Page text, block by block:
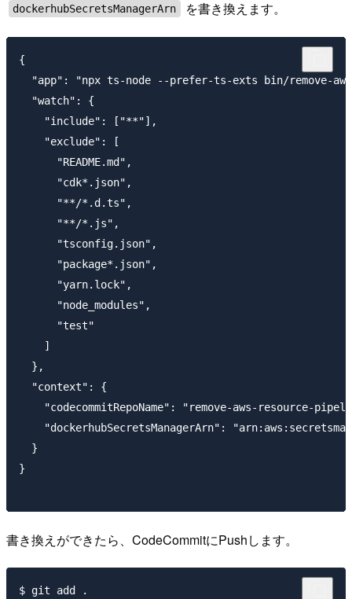
dockerhubSecretsManagerArn を書き換えます。
{
"app": "npx ts-node --prefer-ts-exts bin/remove-
  "watch": {
    "include": ["**"],
    "exclude": [
      "README.md",
      "cdk*.json",
      "**/*.d.ts",
      "**/*.js",
      "tsconfig.json",
      "package*.json",
      "yarn.lock",
      "node_modules",
      "test"
    ]
  },
  "context": {
"codecommitRepoName": "remove-aws-resource-
"dockerhubSecretsManagerArn":
  }
}
書き換えができたら、CodeCommitにPushします。
$ git add .